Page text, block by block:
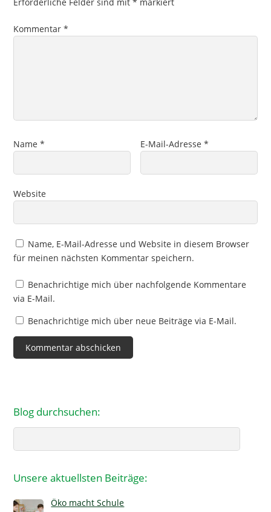
Kommentar*
Name* E-Mail-Adresse*
Website
Name, E-Mail-Adresse und Website in diesem Browser
für meinen nächsten Kommentar speichern.
Benachrichtige mich über nachfolgende Kommentare
via E-Mail.
Benachrichtige mich über neue Beiträge via E-Mail.
Blog durchsuchen:
Unsere aktuellsten Beiträge:
Öko macht Schule